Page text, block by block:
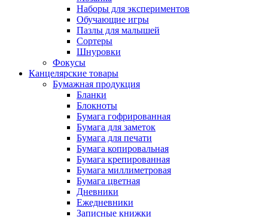
Наборы для экспериментов
Обучающие игры
Пазлы для малышей
Сортеры
Шнуровки
Фокусы
Канцелярские товары
Бумажная продукция
Бланки
Блокноты
Бумага гофрированная
Бумага для заметок
Бумага для печати
Бумага копировальная
Бумага крепированная
Бумага миллиметровая
Бумага цветная
Дневники
Ежедневники
Записные книжки